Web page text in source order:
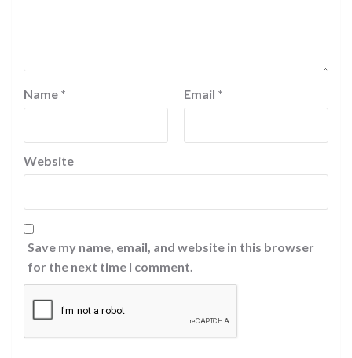
Name * Email *
Website
Save my name, email, and website in this browser
for the next time I comment.